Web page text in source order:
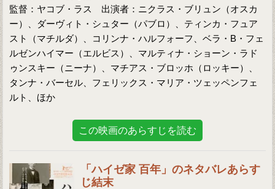
監督：ヤコブ・ラス 出演者：ニクラス・ブリュン（オスカ
ー）、ダーヴィト・シュター（パブロ）、ティンカ・フュア
スト（マチルダ）、コリンナ・ハルフォーフ、ベラ・B・フェ
ルゼンハイマー（エルビス）、マルティナ・ショーン・ラド
ゥンスキー（ニーナ）、マチアス・ブロッホ（ロッキー）、
タンナ・バーセル、フェリックス・マリア・ツェッペンフェ
ルト、ほか
この映画のあらすじを読む
「ハイゼ家 百年」のネタバレあらす
じ結末